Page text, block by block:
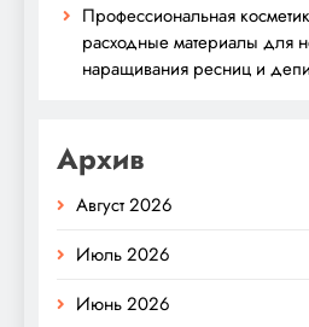
Профессиональная
расходные материалы для
наращивания ресниц и
Архив
Август 2026
Июль 2026
Июнь 2026